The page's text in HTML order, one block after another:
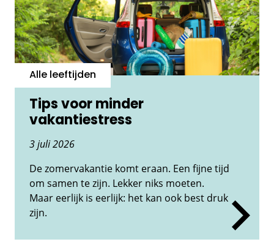
Tips voor minder
vakantiestress
Alle leeftijden
3 juli 2026
De zomervakantie komt eraan. Een fijne tijd
om samen te zijn. Lekker niks moeten.
Maar eerlijk is eerlijk: het kan ook best druk
zijn.